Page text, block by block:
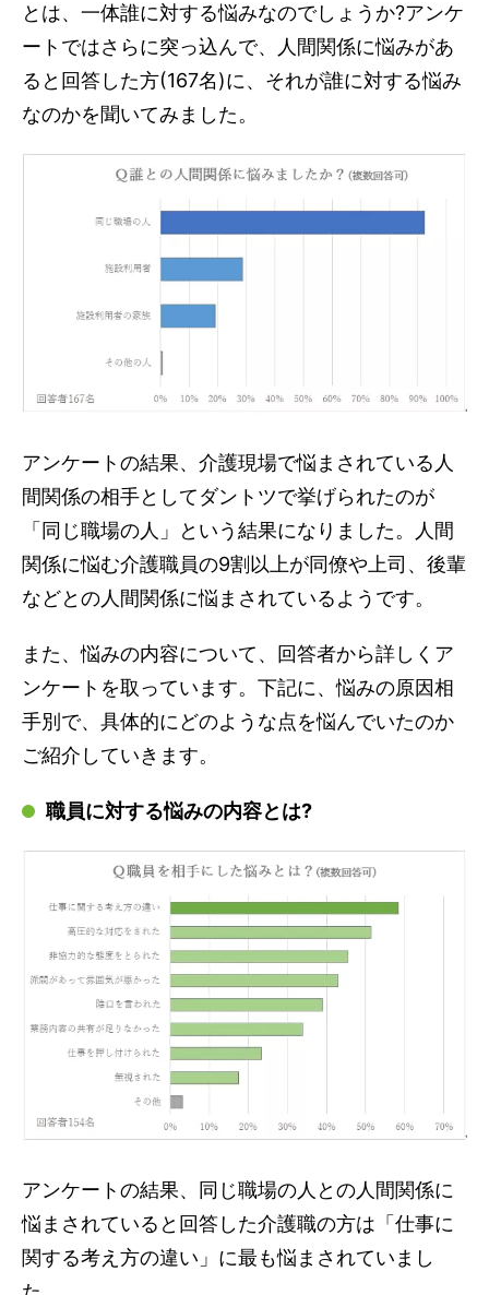
とは、一体誰に対する悩みなのでしょうか?アンケ
ートではさらに突っ込んで、人間関係に悩みがあ
ると回答した方(167名)に、それが誰に対する悩み
なのかを聞いてみました。
アンケートの結果、介護現場で悩まされている人
間関係の相手としてダントツで挙げられたのが
「同じ職場の人」という結果になりました。人間
関係に悩む介護職員の9割以上が同僚や上司、後輩
などとの人間関係に悩まされているようです。
また、悩みの内容について、回答者から詳しくア
ンケートを取っています。下記に、悩みの原因相
手別で、具体的にどのような点を悩んでいたのか
ご紹介していきます。
職員に対する悩みの内容とは?
アンケートの結果、同じ職場の人との人間関係に
悩まされていると回答した介護職の方は「仕事に
関する考え方の違い」に最も悩まされていまし